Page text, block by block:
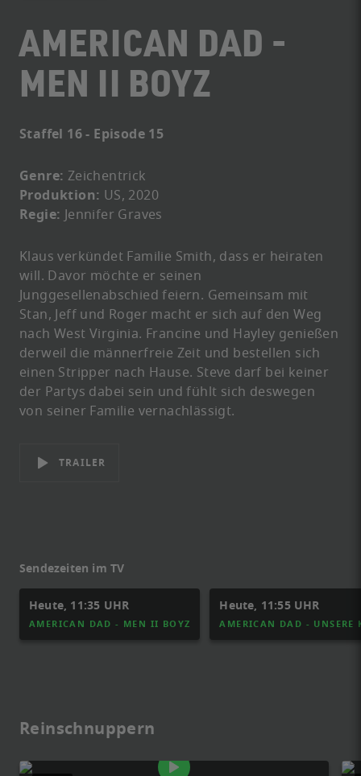
AMERICAN DAD -
MEN II BOYZ
Staffel 16 - Episode 15
Genre: Zeichentrick
Produktion: US, 2020
Regie: Jennifer Graves
Klaus verkündet Familie Smith, dass er heiraten
will. Davor möchte er seinen
Junggesellenabschied feiern. Gemeinsam mit
Stan, Jeff und Roger macht er sich auf den Weg
nach West Virginia. Francine und Hayley genießen
derweil die männerfreie Zeit und bestellen sich
einen Stripper nach Hause. Steve darf bei keiner
der Partys dabei sein und fühlt sich deswegen
von seiner Familie vernachlässigt.
TRAILER
Sendezeiten im TV
Heute, 11:35 UHR
AMERICAN DAD - MEN II BOYZ
Heute, 11:55 UHR
AMERICAN DAD - UNSERE
Reinschnuppern